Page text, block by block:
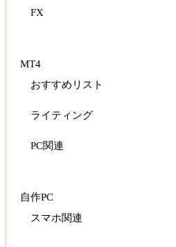
FX
MT4
おすすめリスト
ライティング
PC関連
自作PC
スマホ関連